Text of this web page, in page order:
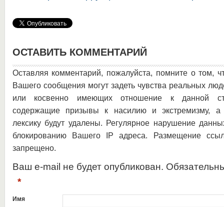
ОСТАВИТЬ КОММЕНТАРИЙ
Оставляя комментарий, пожалуйста, помните о том,
Вашего сообщения могут задеть чувства реальных
или косвенно имеющих отношение к данной
содержащие призывы к насилию и экстремизму, а
лексику будут удалены. Регулярное нарушение
блокированию Вашего IP адреса. Размещение
запрещено.
Ваш e-mail не будет опубликован.
*
Имя